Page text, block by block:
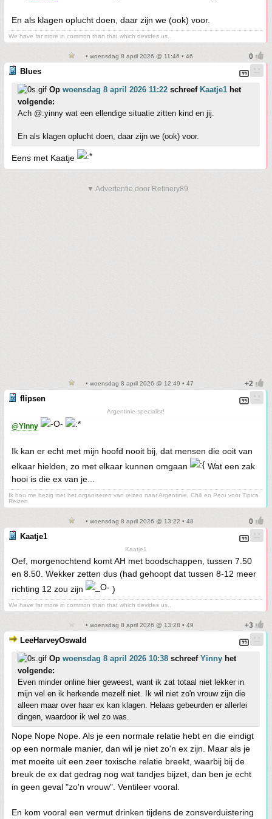
En als klagen oplucht doen, daar zijn we (ook) voor.
We have far more in common than that which devides us..
• woensdag 8 april 2026 @ 11:46 • 46
Blues
Op woensdag 8 april 2026 11:22 schreef Kaatje1 het
volgende:
Ach @:yinny wat een ellendige situatie zitten kind en jij.
En als klagen oplucht doen, daar zijn we (ook) voor.
Eens met Kaatje
▼ Advertentie door Refinery89
• woensdag 8 april 2026 @ 12:49 • 47
flipsen
Argentinie-specialist!
@Yinny
Ik kan er echt met mijn hoofd nooit bij, dat mensen die ooit van
elkaar hielden, zo met elkaar kunnen omgaan
Wat een zak
hooi is die ex van je...
Ik hou me bezig met het organiseren van reizen naar Argentinie, Chili en Peru voor Tipica
Reizen.
• woensdag 8 april 2026 @ 13:22 • 48
Kaatje1
Kaatje1
Oef, morgenochtend komt AH met boodschappen, tussen 7.50
en 8.50. Wekker zetten dus (had gehoopt dat tussen 8-12 meer
richting 12 zou zijn
)
We have far more in common than that which devides us..
• woensdag 8 april 2026 @ 13:28 • 49
LeeHarveyOswald
Op woensdag 8 april 2026 10:38 schreef Yinny het
volgende:
Even minder online hier geweest, want ik zat totaal niet lekker in
mijn vel en ik herkende mezelf niet. Ik wil niet zo'n vrouw zijn die
alleen maar over haar ex kan klagen. Helaas gebeurden er allerlei
dingen, waardoor ik wel zo was.
Nope Nope Nope. Als je een normale relatie hebt en die eindigt
op een normale manier, dan wil je niet zo'n ex zijn. Maar als je
met moeite uit een zeer toxische relatie breekt, waarbij bij de
breuk de ex dat gedrag nog wat tandjes bijzet, dan ben je echt
in geen geval "zo'n vrouw". Ventileer vooral.
En kom vooral een vermut drinken tijdens de zonsverduistering